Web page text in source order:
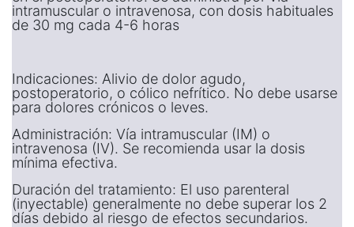
intramuscular o intravenosa, con dosis habituales
de 30 mg cada 4-6 horas
Indicaciones: Alivio de dolor agudo,
postoperatorio, o cólico nefrítico. No debe usarse
para dolores crónicos o leves.
Administración: Vía intramuscular (IM) o
intravenosa (IV). Se recomienda usar la dosis
mínima efectiva.
Duración del tratamiento: El uso parenteral
(inyectable) generalmente no debe superar los 2
días debido al riesgo de efectos secundarios.